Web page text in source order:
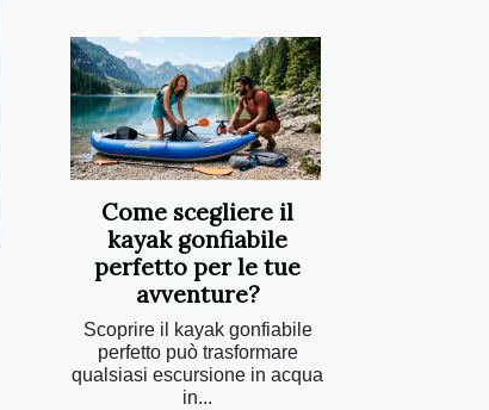
Come scegliere il
kayak gonfiabile
perfetto per le tue
avventure?
Scoprire il kayak gonfiabile
perfetto può trasformare
qualsiasi escursione in acqua
in...